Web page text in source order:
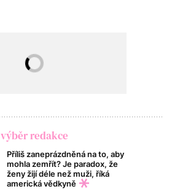
výběr redakce
Příliš zaneprázdněná na to, aby
mohla zemřít? Je paradox, že
ženy žijí déle než muži, říká
americká vědkyně